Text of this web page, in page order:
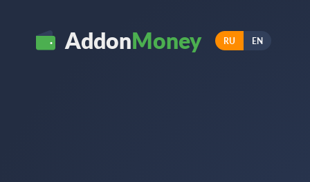
AddonMoney RU EN